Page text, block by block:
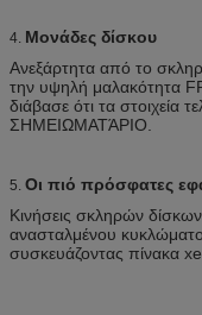
4. Μονάδες δίσκου
Ανεξάρτητα από το
την υψηλή μαλακότητα
διάβασε ότι τα στοιχεία
ΣΗΜΕΙΩΜΑΤΆΡΙΟ.
5. Οι πιό πρόσφατες
Κινήσεις σκληρών
ανασταλμένου
συσκευάζοντας πίνακα